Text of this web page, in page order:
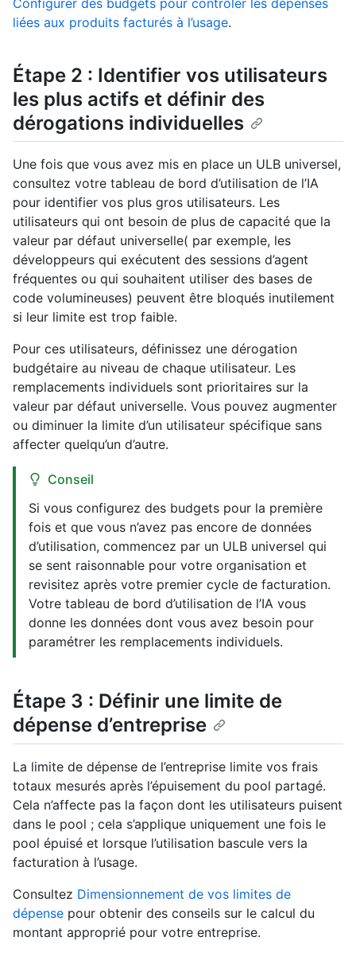
Configurer des budgets pour contrôler les dépenses
liées aux produits facturés à l’usage.
Étape 2 : Identifier vos utilisateurs
les plus actifs et définir des
dérogations individuelles
Une fois que vous avez mis en place un ULB universel,
consultez votre tableau de bord d’utilisation de l’IA
pour identifier vos plus gros utilisateurs. Les
utilisateurs qui ont besoin de plus de capacité que la
valeur par défaut universelle( par exemple, les
développeurs qui exécutent des sessions d’agent
fréquentes ou qui souhaitent utiliser des bases de
code volumineuses) peuvent être bloqués inutilement
si leur limite est trop faible.
Pour ces utilisateurs, définissez une dérogation
budgétaire au niveau de chaque utilisateur. Les
remplacements individuels sont prioritaires sur la
valeur par défaut universelle. Vous pouvez augmenter
ou diminuer la limite d’un utilisateur spécifique sans
affecter quelqu’un d’autre.
Conseil
Si vous configurez des budgets pour la première
fois et que vous n’avez pas encore de données
d’utilisation, commencez par un ULB universel qui
se sent raisonnable pour votre organisation et
revisitez après votre premier cycle de facturation.
Votre tableau de bord d’utilisation de l’IA vous
donne les données dont vous avez besoin pour
paramétrer les remplacements individuels.
Étape 3 : Définir une limite de
dépense d’entreprise
La limite de dépense de l’entreprise limite vos frais
totaux mesurés après l’épuisement du pool partagé.
Cela n’affecte pas la façon dont les utilisateurs puisent
dans le pool ; cela s’applique uniquement une fois le
pool épuisé et lorsque l’utilisation bascule vers la
facturation à l’usage.
Consultez Dimensionnement de vos limites de
dépense pour obtenir des conseils sur le calcul du
montant approprié pour votre entreprise.